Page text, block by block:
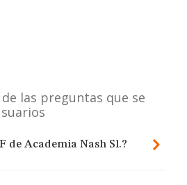
las preguntas que se
de Academia Nash Sl.?